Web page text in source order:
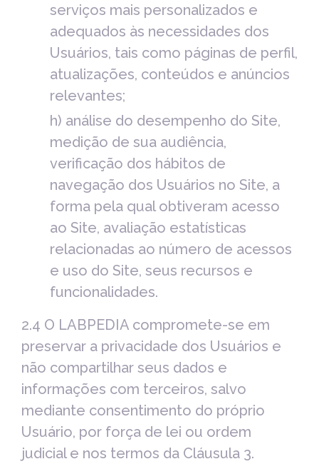
serviços mais personalizados e
adequados às necessidades dos
Usuários, tais como páginas de perfil,
atualizações, conteúdos e anúncios
relevantes;
h) análise do desempenho do Site,
medição de sua audiência,
verificação dos hábitos de
navegação dos Usuários no Site, a
forma pela qual obtiveram acesso
ao Site, avaliação estatísticas
relacionadas ao número de acessos
e uso do Site, seus recursos e
funcionalidades.
2.4 O LABPEDIA compromete-se em
preservar a privacidade dos Usuários e
não compartilhar seus dados e
informações com terceiros, salvo
mediante consentimento do próprio
Usuário, por força de lei ou ordem
judicial e nos termos da Cláusula 3.